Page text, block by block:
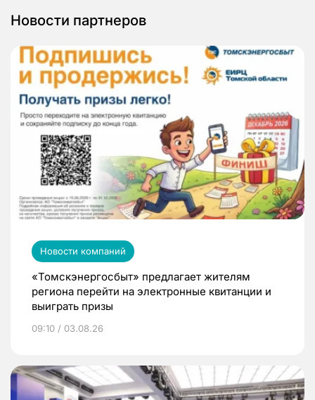
Новости партнеров
Новости компаний
«Томскэнергосбыт» предлагает жителям
региона перейти на электронные квитанции и
выиграть призы
09:10 / 03.08.26